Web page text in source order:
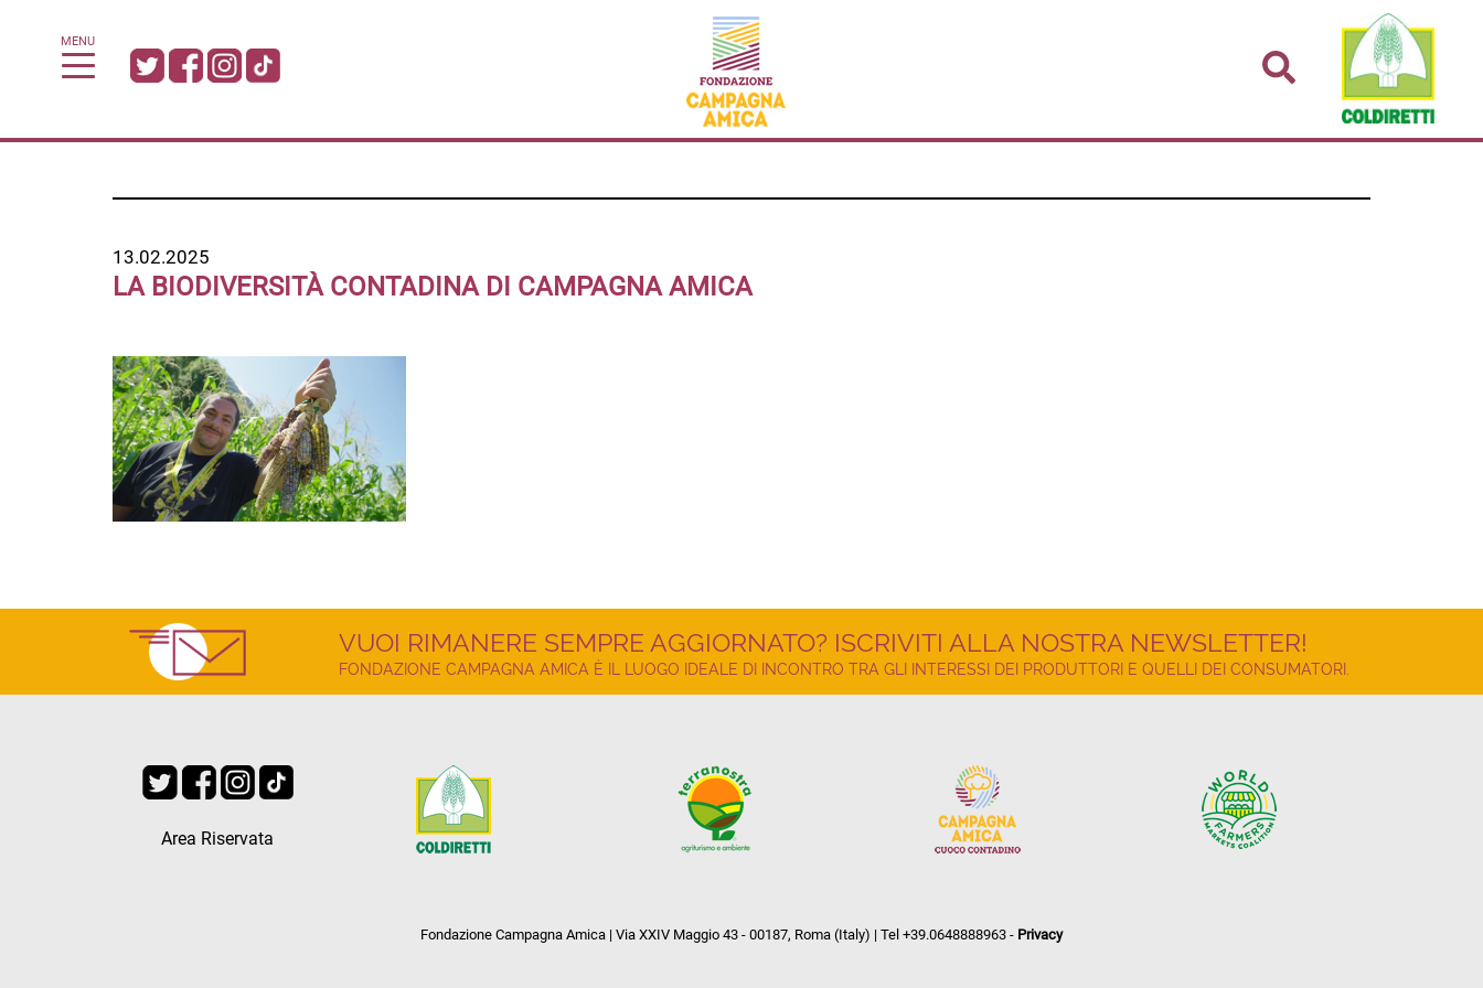
MENU
13.02.2025
LA BIODIVERSITÀ CONTADINA DI CAMPAGNA AMICA
VUOI RIMANERE SEMPRE AGGIORNATO? ISCRIVITI ALLA NOSTRA NEWSLETTER!
FONDAZIONE CAMPAGNA AMICA È IL LUOGO IDEALE DI INCONTRO TRA GLI INTERESSI DEI PRODUTTORI E QUELLI DEI CONSUMATORI.
Area Riservata
Fondazione Campagna Amica | Via XXIV Maggio 43 - 00187, Roma (Italy) | Tel +39.0648888963 - Privacy